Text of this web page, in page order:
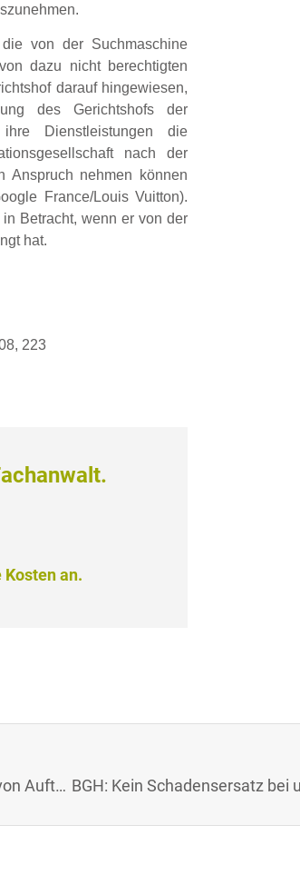
von der Suchmaschine
dazu nicht berechtigten
darauf hingewiesen,
des Gerichtshofs der
Dienstleistungen die
nach der
Anspruch nehmen können
France/Louis Vuitton).
Betracht, wenn er von der
hat.
223
an.
BGH: Unaufgeforderte Vertreterbesuche zur Erlangung von Aufträgen für Grabsteine sind immer unzulässig (Az.: I ZR 119/69), Briefwerbung für Grabmale zwei Wochen nach Todesfall ist zulässig (Az.: I ZR 29/09)